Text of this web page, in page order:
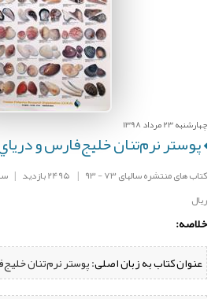
چهارشنبه 23 مرداد 1398
پوستر نرم‌تنان خليج‌فارس و
کتاب های منتشره سالهای 73 - 93 | 2495 بازدید |
ریال
خلاصه:
عنوان کتاب به زبان اصلی:پوستر نرم‌تنان